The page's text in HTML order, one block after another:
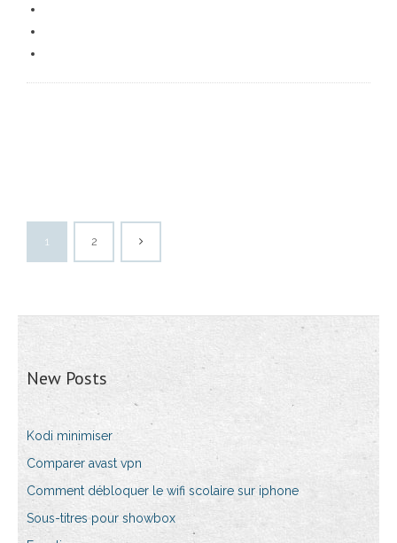
1 2
New Posts
Kodi minimiser
Comparer avast vpn
Comment débloquer le wifi scolaire sur iphone
Sous-titres pour showbox